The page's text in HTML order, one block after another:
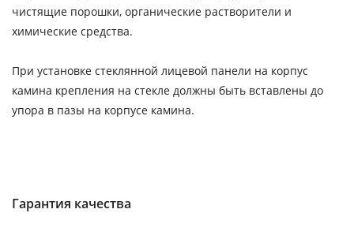
чистящие порошки, органические растворители и
химические средства.
При установке стеклянной лицевой панели на корпус
камина крепления на стекле должны быть вставлены до
упора в пазы на корпусе камина.
Гарантия качества